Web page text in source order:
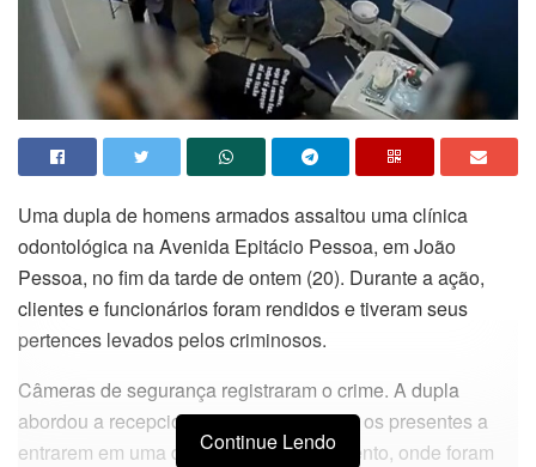
Uma dupla de homens armados assaltou uma clínica
odontológica na Avenida Epitácio Pessoa, em João
Pessoa, no fim da tarde de ontem (20). Durante a ação,
clientes e funcionários foram rendidos e tiveram seus
pertences levados pelos criminosos.
Câmeras de segurança registraram o crime. A dupla
abordou a recepcionista e obrigou todos os presentes a
entrarem em uma das salas de atendimento, onde foram
Continue Lendo